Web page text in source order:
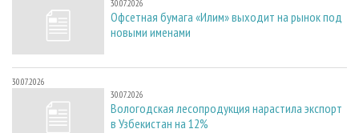
30.07.2026
Офсетная бумага «Илим» выходит на рынок под
новыми именами
30.07.2026
30.07.2026
Вологодская лесопродукция нарастила экспорт
в Узбекистан на 12%